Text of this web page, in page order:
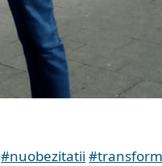
#nuobezitatii